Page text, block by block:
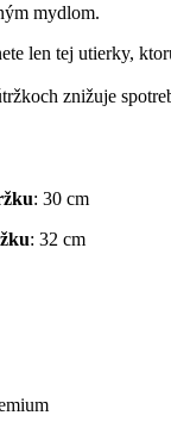
mydlom.
len tej utierky,
znižuje
: 30 cm
: 32 cm